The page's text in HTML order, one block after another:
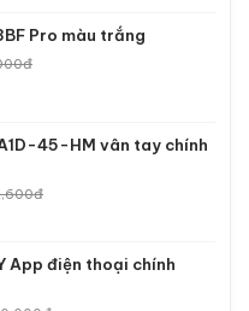
Pro màu trắng
45-HM vân tay chính
App điện thoại chính